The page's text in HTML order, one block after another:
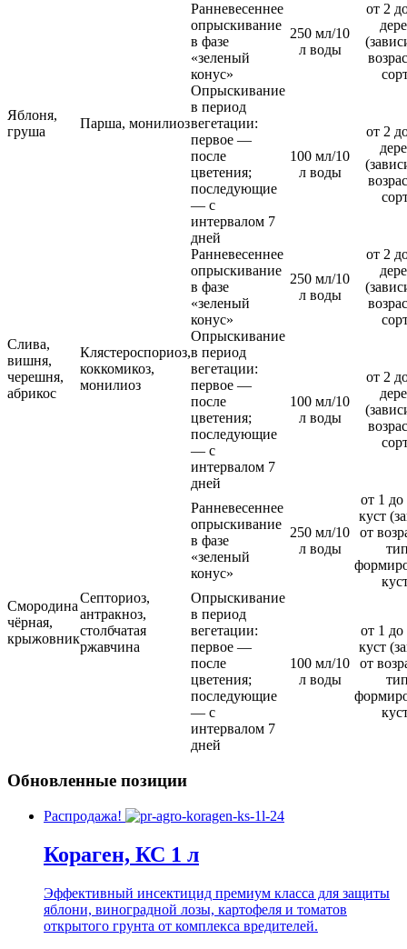
Яблоня,
груша
Парша, монилиоз
Ранневесеннее
опрыскивание
в фазе
«зеленый
конус»
250 мл/10
л воды
от 2
Опрыскивание
в период
вегетации:
первое —
после
цветения;
последующие
— с
интервалом 7
дней
100 мл/10
л воды
от 2
Слива,
вишня,
черешня,
абрикос
Клястероспориоз,
коккомикоз,
монилиоз
Ранневесеннее
опрыскивание
в фазе
«зеленый
конус»
250 мл/10
л воды
от 2
Опрыскивание
в период
вегетации:
первое —
после
цветения;
последующие
— с
интервалом 7
дней
100 мл/10
л воды
от 2
Смородина
чёрная,
крыжовник
Септориоз,
антракноз,
столбчатая
ржавчина
Ранневесеннее
опрыскивание
в фазе
«зеленый
конус»
250 мл/10
л воды
от 1 до
куст
от
Опрыскивание
в период
вегетации:
первое —
после
цветения;
последующие
— с
интервалом 7
дней
100 мл/10
л воды
от 1 до
куст
от
Обновленные позиции
Распродажа!
Кораген, КС 1 л
Эффективный инсектицид премиум класса для защиты
яблони, виноградной лозы, картофеля и томатов
открытого грунта от комплекса вредителей.